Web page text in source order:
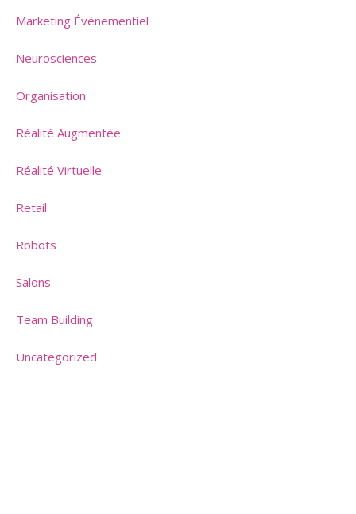
Marketing Événementiel
Neurosciences
Organisation
Réalité Augmentée
Réalité Virtuelle
Retail
Robots
Salons
Team Building
Uncategorized